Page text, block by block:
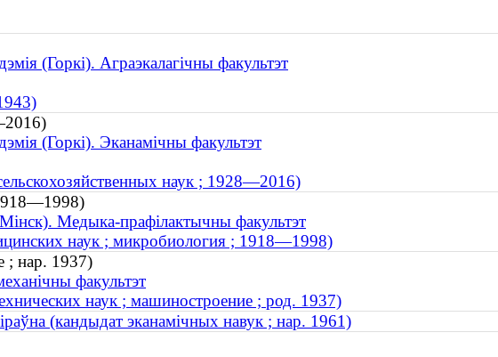
(Горкі). Аграэкалагічны факультэт
(Горкі). Эканамічны факультэт
наук ; 1928—2016)
Медыка-прафілактычны факультэт
наук ; микробиология ; 1918—1998)
; нар. 1937)
факультэт
наук ; машиностроение ; род. 1937)
(кандыдат эканамічных навук ; нар. 1961)